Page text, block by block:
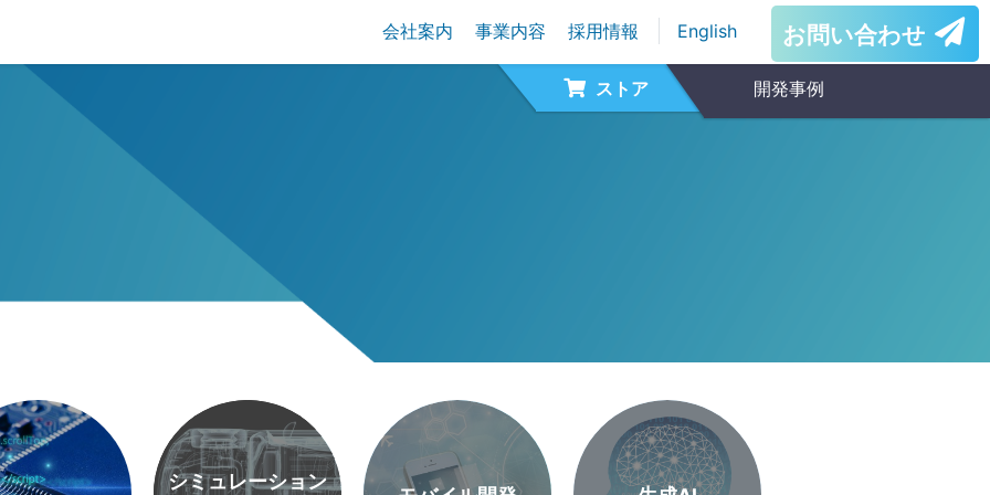
会社案内 事業内容 採用情報 English お問い合わせ
ストア 開発事例
シミュレーション